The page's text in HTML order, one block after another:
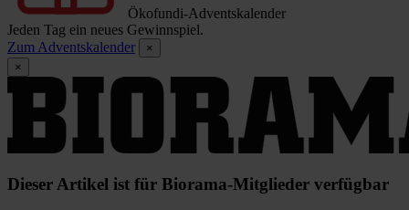
Ökofundi-Adventskalender
Jeden Tag ein neues Gewinnspiel.
Zum Adventskalender
×
×
Dieser Artikel ist für Biorama-Mitglieder verfügbar